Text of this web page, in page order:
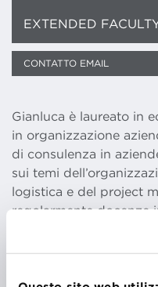
EXTENDED
CONTATTO EMAIL
Gianluca è laureato in
in organizzazione
di consulenza in
sui temi
logistica e del project
regolarmente docenze
interaziendali e